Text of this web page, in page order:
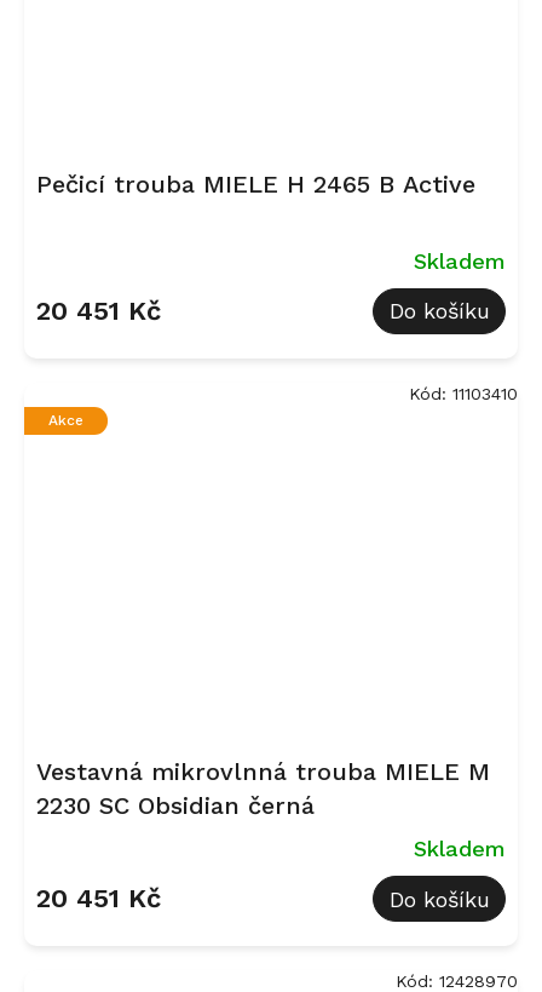
Pečicí trouba MIELE H 2465 B Active
Skladem
20 451 Kč Do košíku
Akce
Vestavná mikrovlnná trouba MIELE M
2230 SC Obsidian černá
Skladem
20 451 Kč Do košíku
Kód: 11103410
Kód: 12428970